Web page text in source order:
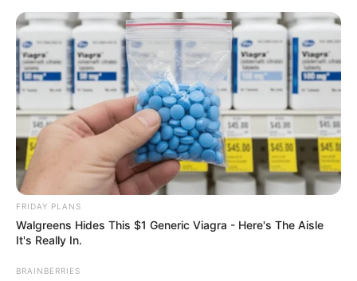
Urlaub, Ferien und Tourismus in Bayern
Kostenlose Reiseführer
FRIDAY PLANS
Walgreens Hides This $1 Generic Viagra - Here's The Aisle
It's Really In.
BRAINBERRIES